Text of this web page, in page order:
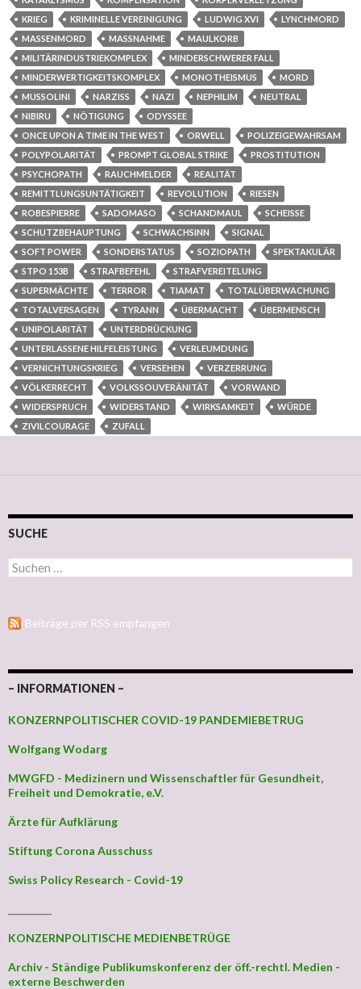
KRIEG
KRIMINELLE VEREINIGUNG LUDWIG XVI
LYNCHMORD
MASSENMORD
MASSNAHME
MAULKORB
MILITÄRINDUSTRIEKOMPLEX
MINDERSCHWERER FALL
MINDERWERTIGKEITSKOMPLEX
MONOTHEISMUS
MORD
MUSSOLINI
NARZISS NAZI NEPHILIM
NEUTRAL
NIBIRU
NÖTIGUNG
ODYSSEE
ONCE UPON A TIME IN THE WEST
ORWELL
POLIZEIGEWAHRSAM
POLYPOLARITÄT
PROMPT GLOBAL STRIKE
PROSTITUTION
PSYCHOPATH
RAUCHMELDER
REALITÄT
REMITTLUNGSUNTÄTIGKEIT
REVOLUTION
RIESEN
ROBESPIERRE
SADOMASO SCHANDMAUL
SCHEISSE
SCHUTZBEHAUPTUNG
SCHWACHSINN
SIGNAL
SOFT POWER
SONDERSTATUS SOZIOPATH
SPEKTAKULÄR
STPO 153B
STRAFBEFEHL
STRAFVEREITELUNG
SUPERMÄCHTE
TERROR TIAMAT
TOTALÜBERWACHUNG
TOTALVERSAGEN
TYRANN ÜBERMACHT
ÜBERMENSCH
UNIPOLARITÄT
UNTERDRÜCKUNG
UNTERLASSENE HILFELEISTUNG
VERLEUMDUNG
VERNICHTUNGSKRIEG
VERSEHEN
VERZERRUNG
VÖLKERRECHT
VOLKSSOUVERÄNITÄT
VORWAND
WIDERSPRUCH
WIDERSTAND WIRKSAMKEIT
WÜRDE
ZIVILCOURAGE
ZUFALL
SUCHE
Suchen nach:
Beiträge per RSS empfangen
– INFORMATIONEN –
KONZERNPOLITISCHER COVID-19 PANDEMIEBETRUG
Wolfgang Wodarg
MWGFD - Medizinern und Wissenschaftler für Gesundheit,
Freiheit und Demokratie, e.V.
Ärzte für Aufklärung
Stiftung Corona Ausschuss
Swiss Policy Research - Covid-19
KONZERNPOLITISCHE MEDIENBETRÜGE
Archiv - Ständige Publikumskonferenz der öff.-rechtl. Medien -
externe Beschwerden